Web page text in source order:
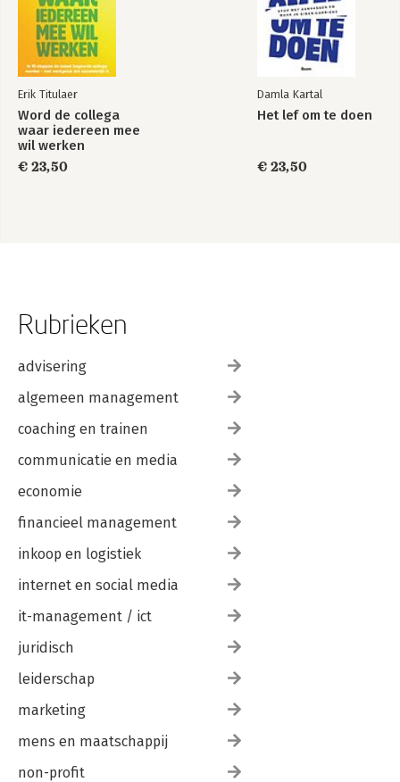
Erik Titulaer
Word de collega
waar iedereen mee
wil werken
€ 23,50
Damla Kartal
Het lef om te doen
€ 23,50
Rubrieken
advisering
algemeen management
coaching en trainen
communicatie en media
economie
financieel management
inkoop en logistiek
internet en social media
it-management / ict
juridisch
leiderschap
marketing
mens en maatschappij
non-profit